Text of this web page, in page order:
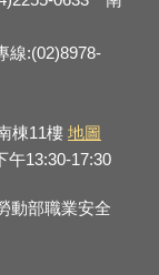
線:(02)8978-
棟11樓 地圖
午13:30-17:30
動部職業安全